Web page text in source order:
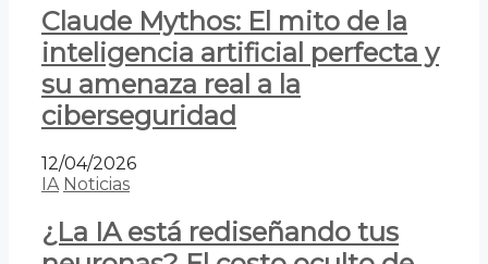
Claude Mythos: El mito de la
inteligencia artificial perfecta y
su amenaza real a la
ciberseguridad
12/04/2026
IA Noticias
¿La IA está rediseñando tus